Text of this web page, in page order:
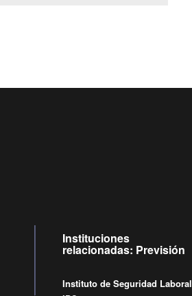
Instituciones
relacionadas: Previsión
Instituto de Seguridad Laboral